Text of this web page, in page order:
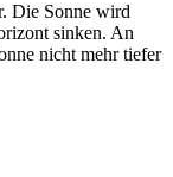
Die Sonne wird
sinken. An
nicht mehr tiefer